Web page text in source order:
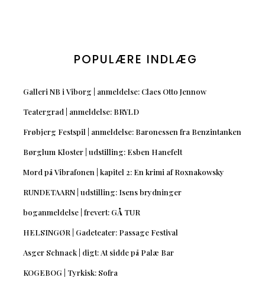
POPULÆRE INDLÆG
Galleri NB i Viborg | anmeldelse: Claes Otto Jennow
Teatergrad | anmeldelse: BRYLD
Frøbjerg Festspil | anmeldelse: Baronessen fra Benzintanken
Børglum Kloster | udstilling: Esben Hanefelt
Mord på Vibrafonen | kapitel 2: En krimi af Roxnakowsky
RUNDETAARN | udstilling: Isens brydninger
boganmeldelse | frevert: GÅ TUR
HELSINGØR | Gadeteater: Passage Festival
Asger Schnack | digt: At sidde på Palæ Bar
KOGEBOG | Tyrkisk: Sofra